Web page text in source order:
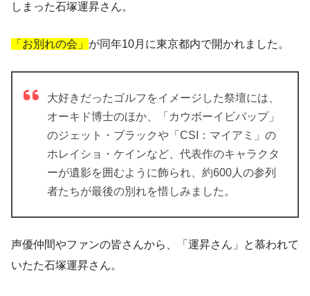
しまった石塚運昇さん。
「お別れの会」 が同年10月に東京都内で開かれました。
大好きだったゴルフをイメージした祭壇には、
オーキド博士のほか、「カウボーイビバップ」
のジェット・ブラックや「CSI：マイアミ」の
ホレイショ・ケインなど、代表作のキャラクタ
ーが遺影を囲むように飾られ、約600人の参列
者たちが最後の別れを惜しみました。
声優仲間やファンの皆さんから、「 運昇さん 」と慕われて
いたた石塚運昇さん。